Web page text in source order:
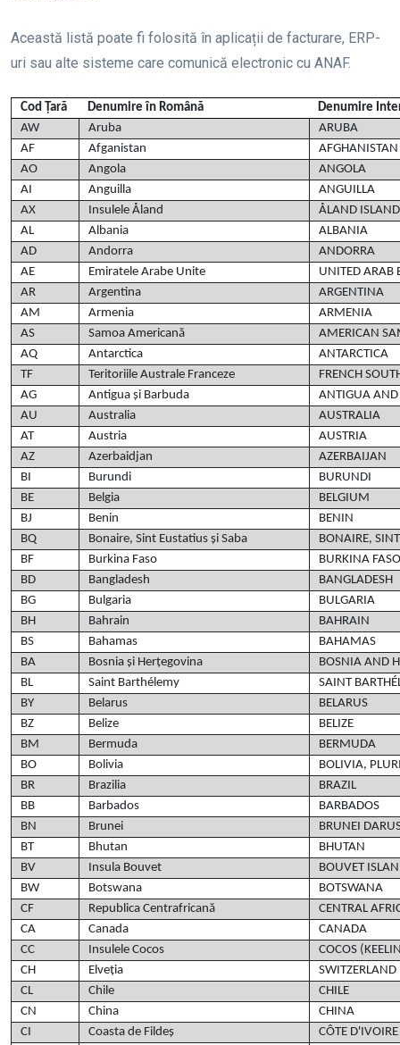
Această listă poate fi folosită în aplicații de facturare, ERP-
uri sau alte sisteme care comunică electronic cu ANAF.
Cod Țară Denumire în Română
Denumire
AW
Aruba
ARUBA
AF
Afganistan
AFGHANISTAN
AO
Angola
ANGOLA
AI
Anguilla
ANGUILLA
AX
Insulele Åland
ÅLAND
AL
Albania
ALBANIA
AD
Andorra
ANDORRA
AE
Emiratele Arabe Unite
UNITED ARAB
AR
Argentina
ARGENTINA
AM
Armenia
ARMENIA
AS
Samoa Americană
AMERICAN
AQ
Antarctica
ANTARCTICA
TF
Teritoriile Australe Franceze
FRENCH
AG
Antigua și Barbuda
ANTIGUA
AU
Australia
AUSTRALIA
AT
Austria
AUSTRIA
AZ
Azerbaidjan
AZERBAIJAN
BI
Burundi
BURUNDI
BE
Belgia
BELGIUM
BJ
Benin
BENIN
BQ
Bonaire, Sint Eustatius și Saba
BONAIRE,
BF
Burkina Faso
BURKINA FASO
BD
Bangladesh
BANGLADESH
BG
Bulgaria
BULGARIA
BH
Bahrain
BAHRAIN
BS
Bahamas
BAHAMAS
BA
Bosnia și Herțegovina
BOSNIA AND
BL
Saint Barthélemy
SAINT
BY
Belarus
BELARUS
BZ
Belize
BELIZE
BM
Bermuda
BERMUDA
BO
Bolivia
BOLIVIA,
BR
Brazilia
BRAZIL
BB
Barbados
BARBADOS
BN
Brunei
BRUNEI
BT
Bhutan
BHUTAN
BV
Insula Bouvet
BOUVET
BW
Botswana
BOTSWANA
CF
Republica Centrafricană
CENTRAL
CA
Canada
CANADA
CC
Insulele Cocos
COCOS
CH
Elveția
SWITZERLAND
CL
Chile
CHILE
CN
China
CHINA
CI
Coasta de Fildeș CÔTE D'IVOIRE